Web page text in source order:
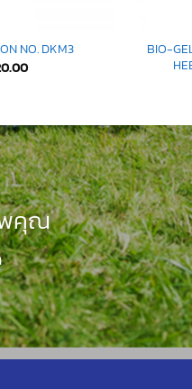
NO. DKM3
BIO-
พคุณ